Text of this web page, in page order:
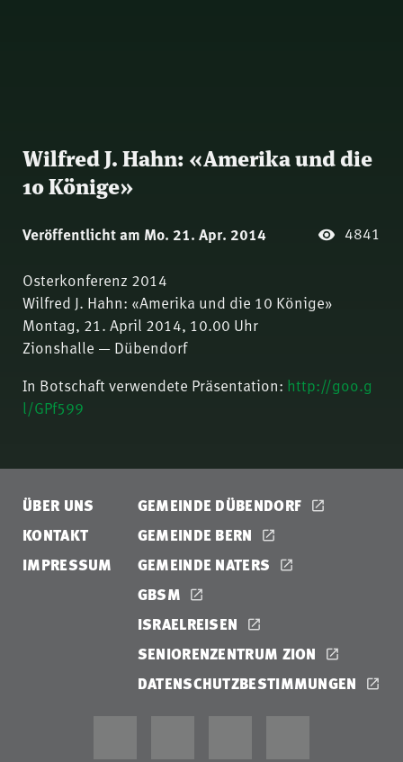
Wilfred J. Hahn: «Amerika und die
10 Könige»
Veröffentlicht am Mo. 21. Apr. 2014 4841
Osterkonferenz 2014
Wilfred J. Hahn: «Amerika und die 10 Könige»
Montag, 21. April 2014, 10.00 Uhr
Zionshalle — Dübendorf
In Botschaft verwendete Präsentation: http://goo.g
l/GPf599
ÜBER UNS
KONTAKT
IMPRESSUM
GEMEINDE DÜBENDORF
GEMEINDE BERN
GEMEINDE NATERS
GBSM
ISRAELREISEN
SENIORENZENTRUM ZION
DATENSCHUTZBESTIMMUNGEN